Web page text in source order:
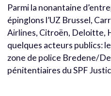
Parmi la nonantaine
épinglons l’UZ Brussel,
Airlines, Citroën, Deloitte,
quelques acteurs publics:
zone de police Bredene/
pénitentiaires du SPF